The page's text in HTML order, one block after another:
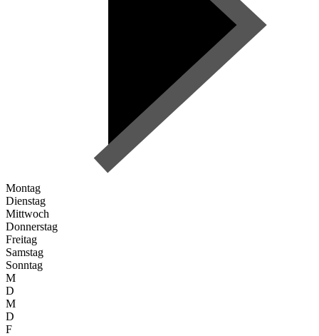
Montag
Dienstag
Mittwoch
Donnerstag
Freitag
Samstag
Sonntag
M
D
M
D
F